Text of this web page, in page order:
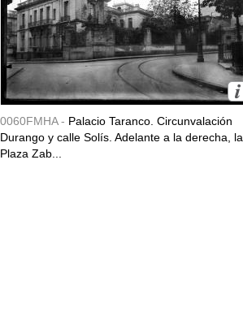
0060FMHA - Palacio Taranco. Circunvalación
Durango y calle Solís. Adelante a la derecha, la
Plaza Zab...